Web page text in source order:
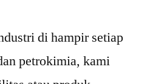
di hampir setiap
petrokimia, kami